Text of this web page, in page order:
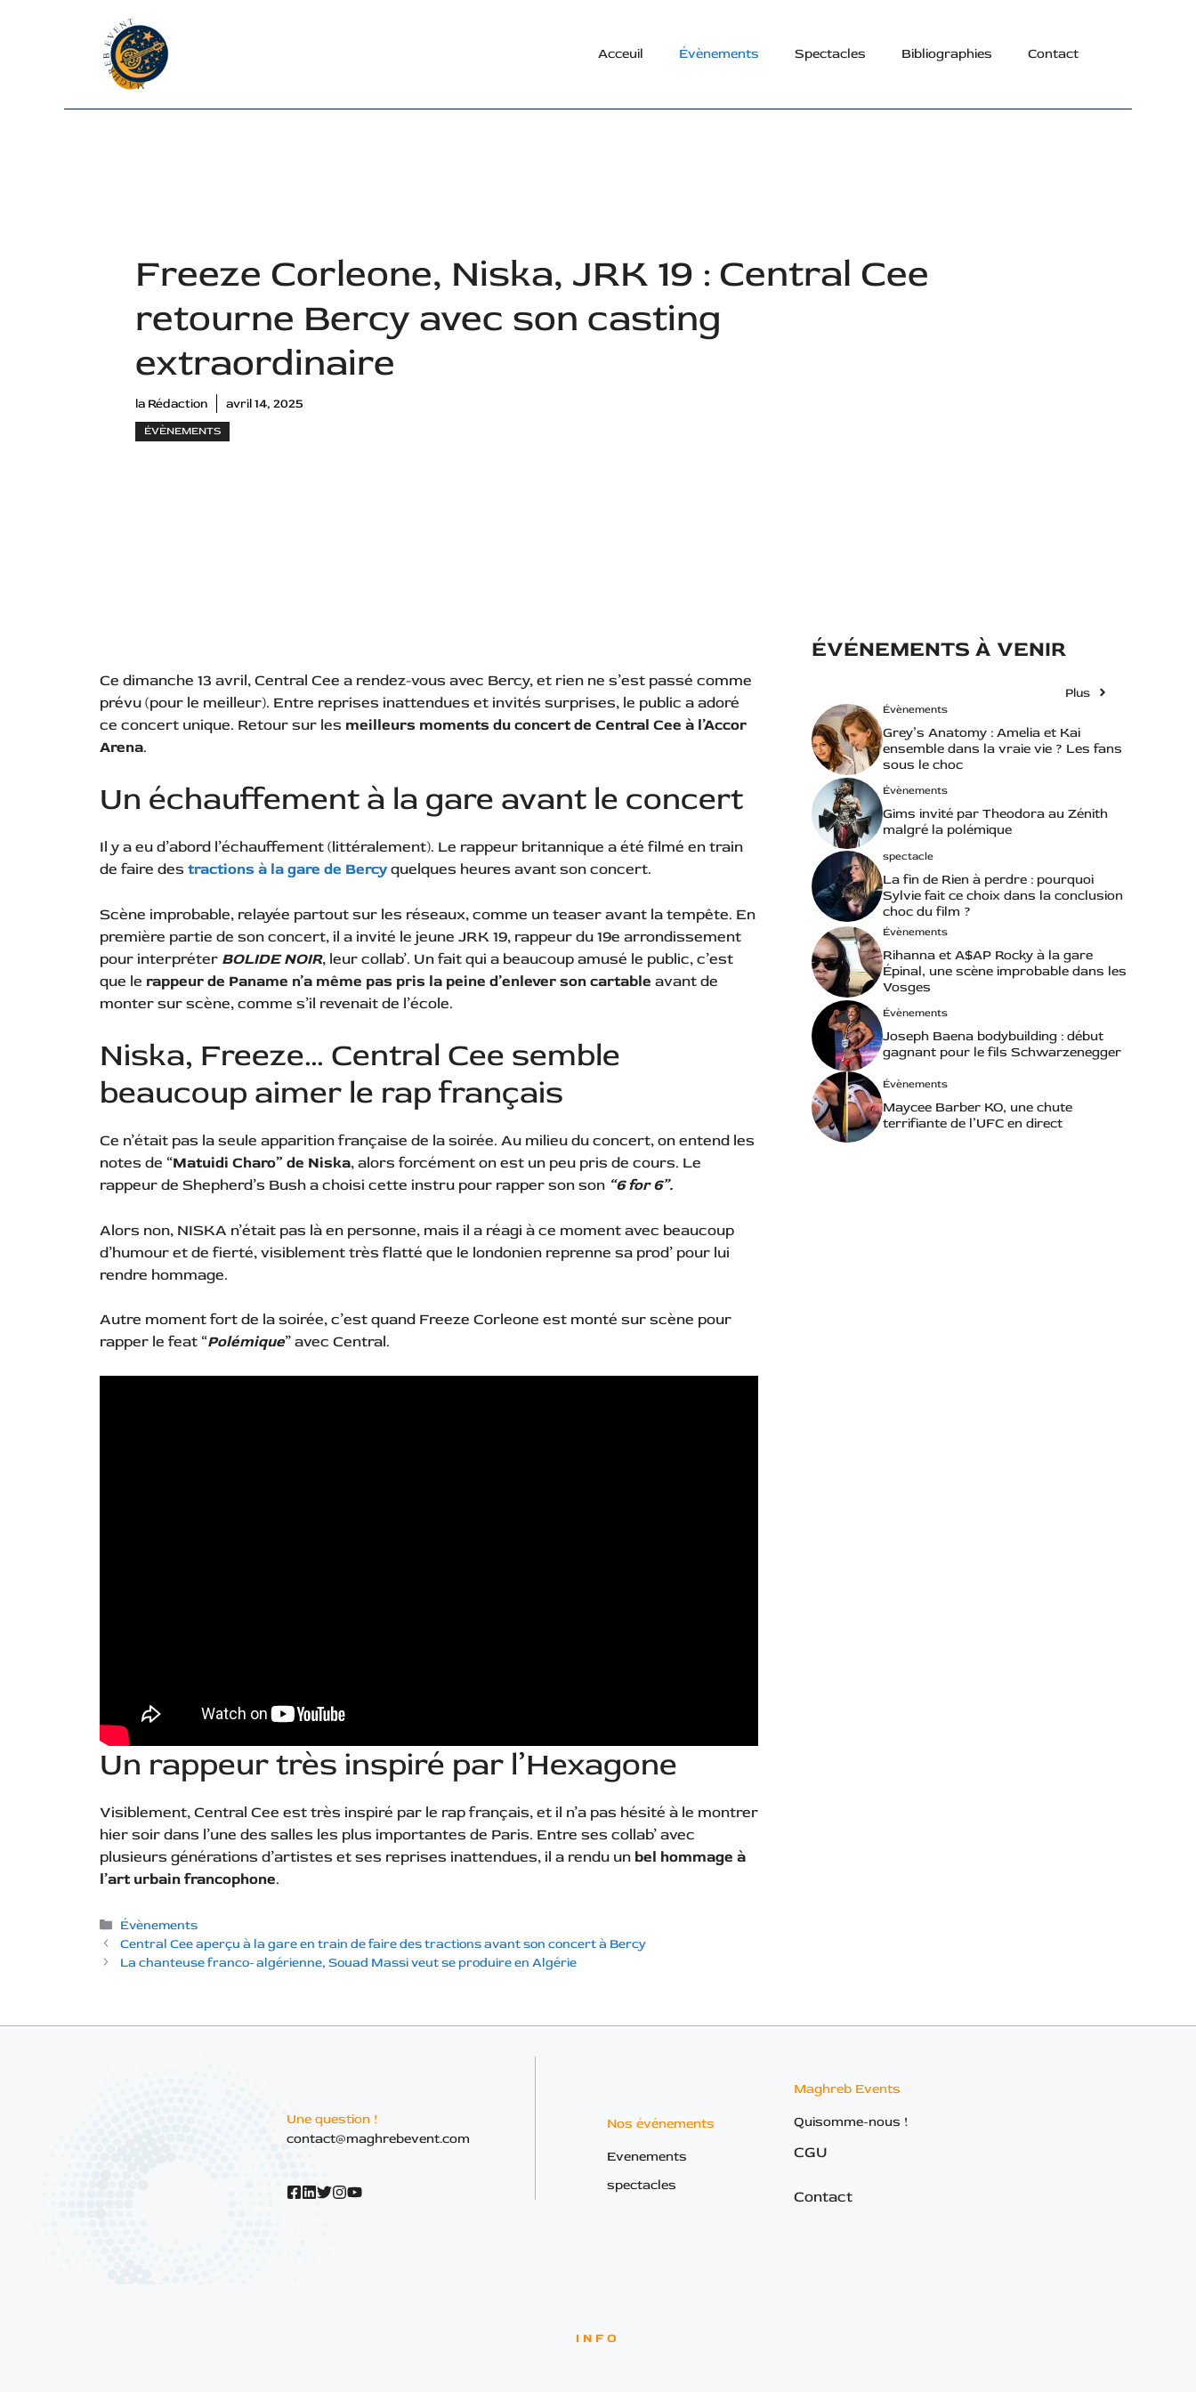
Acceuil Évènements Spectacles Bibliographies Contact
Freeze Corleone, Niska, JRK 19 : Central Cee
retourne Bercy avec son casting
extraordinaire
la Rédaction avril 14, 2025
ÉVÈNEMENTS
Ce dimanche 13 avril, Central Cee a rendez-vous avec Bercy, et rien ne s’est passé comme
prévu (pour le meilleur). Entre reprises inattendues et invités surprises, le public a adoré
ce concert unique. Retour sur les meilleurs moments du concert de Central Cee à l’Accor
Arena.
Un échauffement à la gare avant le concert
Il y a eu d’abord l’échauffement (littéralement). Le rappeur britannique a été filmé en train
de faire des tractions à la gare de Bercyquelques heures avant son concert.
Scène improbable, relayée partout sur les réseaux, comme un teaser avant la tempête. En
première partie de son concert, il a invité le jeune JRK 19, rappeur du 19e arrondissement
pour interpréter BOLIDE NOIR, leur collab’. Un fait qui a beaucoup amusé le public, c’est
que le rappeur de Paname n’a même pas pris la peine d’enlever son cartable avant de
monter sur scène, comme s’il revenait de l’école.
Niska, Freeze… Central Cee semble
beaucoup aimer le rap français
Ce n’était pas la seule apparition française de la soirée. Au milieu du concert, on entend les
notes de “Matuidi Charo” de Niska, alors forcément on est un peu pris de cours. Le
rappeur de Shepherd’s Bush a choisi cette instru pour rapper son son “6 for 6”.
Alors non, NISKA n’était pas là en personne, mais il a réagi à ce moment avec beaucoup
d’humour et de fierté, visiblement très flatté que le londonien reprenne sa prod’ pour lui
rendre hommage.
Autre moment fort de la soirée, c’est quand Freeze Corleone est monté sur scène pour
rapper le feat “Polémique” avec Central.
Un rappeur très inspiré par l’Hexagone
Visiblement, Central Cee est très inspiré par le rap français, et il n’a pas hésité à le montrer
hier soir dans l’une des salles les plus importantes de Paris. Entre ses collab’ avec
plusieurs générations d’artistes et ses reprises inattendues, il a rendu un bel hommage à
l’art urbain francophone.
Catégories
Évènements
Central Cee aperçu à la gare en train de faire des tractions avant son concert à Bercy
La chanteuse franco- algérienne, Souad Massi veut se produire en Algérie
ÉVÉNEMENTS À VENIR
Plus
Évènements
Grey’s Anatomy : Amelia et Kai
ensemble dans la vraie vie ? Les fans
sous le choc
Évènements
Gims invité par Theodora au Zénith
malgré la polémique
spectacle
La fin de Rien à perdre : pourquoi
Sylvie fait ce choix dans la conclusion
choc du film ?
Évènements
Rihanna et A$AP Rocky à la gare
Épinal, une scène improbable dans les
Vosges
Évènements
Joseph Baena bodybuilding : début
gagnant pour le fils Schwarzenegger
Évènements
Maycee Barber KO, une chute
terrifiante de l’UFC en direct
Une question !
contact@maghrebevent.com
Nos événements
Evenements
spectacles
Maghreb Events
Quisomme-nous !
CGU
Contact
INFO